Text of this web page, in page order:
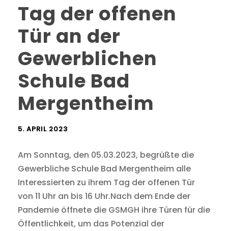
Tag der offenen
Tür an der
Gewerblichen
Schule Bad
Mergentheim
5. APRIL 2023
Am Sonntag, den 05.03.2023, begrüßte die
Gewerbliche Schule Bad Mergentheim alle
Interessierten zu ihrem Tag der offenen Tür
von 11 Uhr an bis 16 Uhr.Nach dem Ende der
Pandemie öffnete die GSMGH ihre Türen für die
Öffentlichkeit, um das Potenzial der